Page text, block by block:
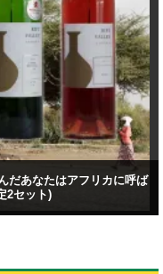
だあなたはアフリカに呼ば
2セット)